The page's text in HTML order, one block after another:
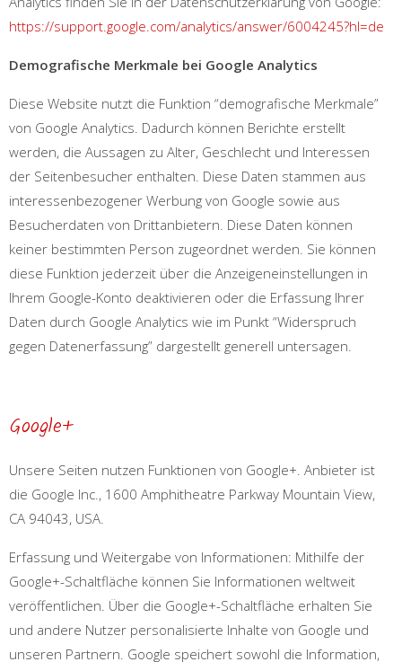
https://support.google.com/analytics/answer/6004245?hl=de
Demografische Merkmale bei Google Analytics
Diese Website nutzt die Funktion “demografische Merkmale”
von Google Analytics. Dadurch können Berichte erstellt
werden, die Aussagen zu Alter, Geschlecht und Interessen
der Seitenbesucher enthalten. Diese Daten stammen aus
interessenbezogener Werbung von Google sowie aus
Besucherdaten von Drittanbietern. Diese Daten können
keiner bestimmten Person zugeordnet werden. Sie können
diese Funktion jederzeit über die Anzeigeneinstellungen in
Ihrem Google-Konto deaktivieren oder die Erfassung Ihrer
Daten durch Google Analytics wie im Punkt “Widerspruch
gegen Datenerfassung” dargestellt generell untersagen.
Google+
Unsere Seiten nutzen Funktionen von Google+. Anbieter ist
die Google Inc., 1600 Amphitheatre Parkway Mountain View,
CA 94043, USA.
Erfassung und Weitergabe von Informationen: Mithilfe der
Google+-Schaltfläche können Sie Informationen weltweit
veröffentlichen. Über die Google+-Schaltfläche erhalten Sie
und andere Nutzer personalisierte Inhalte von Google und
unseren Partnern. Google speichert sowohl die Information,